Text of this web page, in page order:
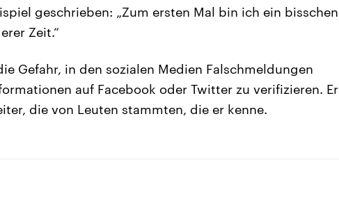
geschrieben: „Zum ersten Mal bin ich ein bisschen
Zeit.“
Gefahr, in den sozialen Medien Falschmeldungen
auf Facebook oder Twitter zu verifizieren. Er
die von Leuten stammten, die er kenne.